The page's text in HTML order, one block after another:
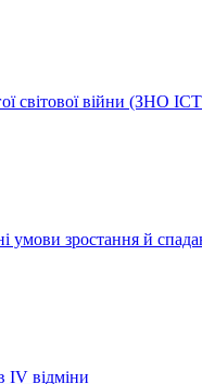
світової війни (ЗНО
умови зростання й
ІV відміни